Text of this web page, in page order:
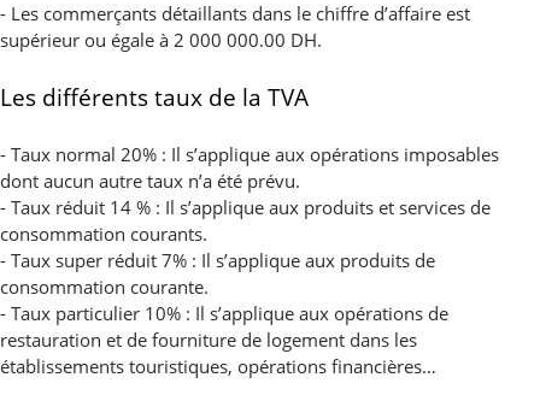
- Les commerçants détaillants dans le chiffre d’affaire est
supérieur ou égale à 2 000 000.00 DH.
Les différents taux de la TVA
- Taux normal 20% : Il s’applique aux opérations imposables
dont aucun autre taux n’a été prévu.
- Taux réduit 14 % : Il s’applique aux produits et services de
consommation courants.
- Taux super réduit 7% : Il s’applique aux produits de
consommation courante.
- Taux particulier 10% : Il s’applique aux opérations de
restauration et de fourniture de logement dans les
établissements touristiques, opérations financières…